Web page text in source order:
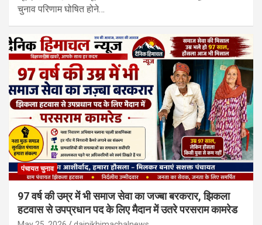
चुनाव परिणाम घोषित होने…
पंचायत चुनाव
97 वर्ष की उम्र में भी समाज सेवा का जज्बा बरकरार, झिकला
हटवास से उपप्रधान पद के लिए मैदान में उतरे परसराम कामरेड